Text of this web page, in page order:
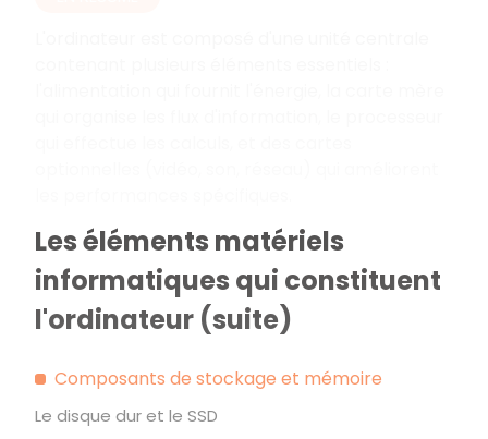
Les éléments matériels
informatiques qui constituent
l'ordinateur (suite)
Composants de stockage et mémoire
Le disque dur et le SSD